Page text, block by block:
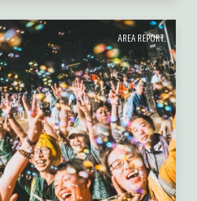
AREA REPORT